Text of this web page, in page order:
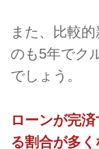
また、比較
のも5年でク
でしょう。
ローンが完
る割合が多